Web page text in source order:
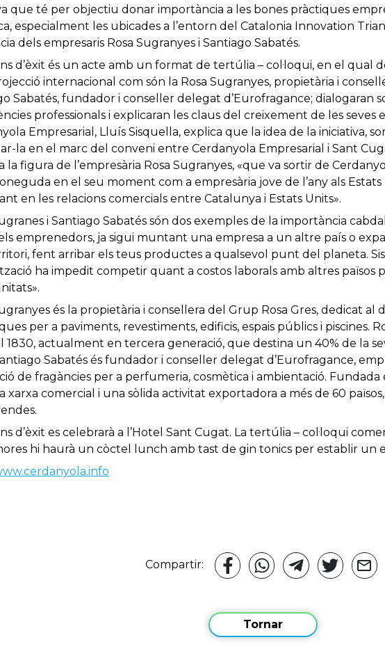
que té per objectiu donar importància a les bones pràctiques
especialment les ubicades a l’entorn del Catalonia Innovation
dels empresaris Rosa Sugranyes i Santiago Sabatés.
d’èxit és un acte amb un format de tertúlia – col·loqui, en el qual
internacional com són la Rosa Sugranyes, propietària i
Sabatés, fundador i conseller delegat d’Eurofragance; dialogaran
professionals i explicaran les claus del creixement de les seves
Empresarial, Lluís Sisquella, explica que la idea de la iniciativa,
la en el marc del conveni entre Cerdanyola Empresarial i Sant
la figura de l’empresària Rosa Sugranyes, «que va sortir de
en el seu moment com a empresària jove de l’any als
en les relacions comercials entre Catalunya i Estats Units».
i Santiago Sabatés són dos exemples de la importància
emprenedors, ja sigui muntant una empresa a un altre país o
fent arribar els teus productes a qualsevol punt del planeta.
ha impedit competir quant a costos laborals amb altres països
és la propietària i consellera del Grup Rosa Gres, dedicat
per a paviments, revestiments, edificis, espais públics i piscines.
1830, actualment en tercera generació, que destina un 40% de la
Sabatés és fundador i conseller delegat d’Eurofragance,
de fragàncies per a perfumeria, cosmètica i ambientació. Fundada
xarxa comercial i una sòlida activitat exportadora a més de 60
d’èxit es celebrarà a l’Hotel Sant Cugat. La tertúlia – col·loqui
hi haurà un còctel lunch amb tast de gin tonics per establir un
Compartir:
Tornar